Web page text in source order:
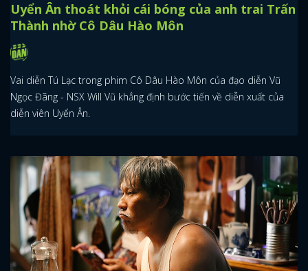
Uyển Ân thoát khỏi cái bóng của anh trai Trấn
Thành nhờ Cô Dâu Hào Môn
Vai diễn Tú Lạc trong phim Cô Dâu Hào Môn của đạo diễn Vũ
Ngọc Đãng - NSX Will Vũ khẳng định bước tiến về diễn xuất của
diễn viên Uyển Ân.